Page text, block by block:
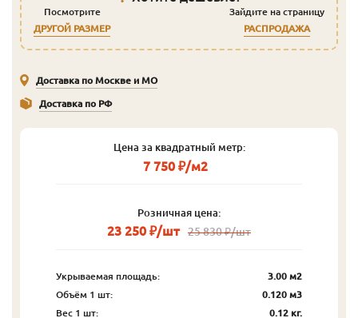
Посмотрите
ДРУГОЙ РАЗМЕР
Зайдите на страницу
РАСПРОДАЖА
Доставка по Москве и МО
Доставка по РФ
Цена за квадратный метр:
7 750 ₽/м2
Розничная цена:
23 250 ₽/шт 25 830 ₽/шт
Укрываемая площадь:
3.00 м2
Объём 1 шт:
0.120 м3
Вес 1 шт:
0.12 кг.